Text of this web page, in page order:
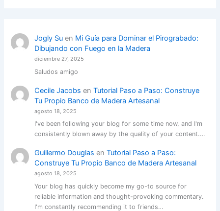
Jogly Suen Mi Guía para Dominar el Pirograbado:
Dibujando con Fuego en la Madera
diciembre 27, 2025
Saludos amigo
Cecile Jacobs en Tutorial Paso a Paso: Construye
Tu Propio Banco de Madera Artesanal
agosto 18, 2025
I've been following your blog for some time now, and I'm
consistently blown away by the quality of your content.…
Guillermo Douglas en Tutorial Paso a Paso:
Construye Tu Propio Banco de Madera Artesanal
agosto 18, 2025
Your blog has quickly become my go-to source for
reliable information and thought-provoking commentary.
I'm constantly recommending it to friends…